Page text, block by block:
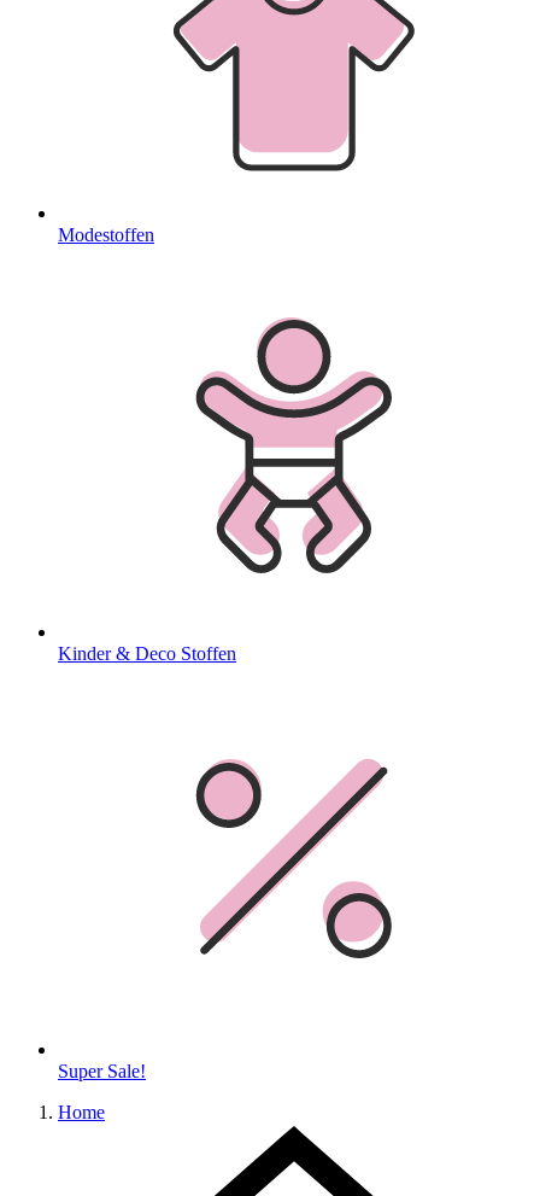
Modestoffen
Kinder & Deco Stoffen
Super Sale!
Home